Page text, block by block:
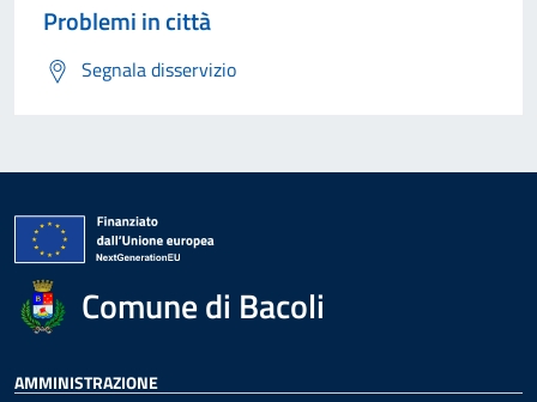
Problemi in città
Segnala disservizio
Comune di Bacoli
AMMINISTRAZIONE